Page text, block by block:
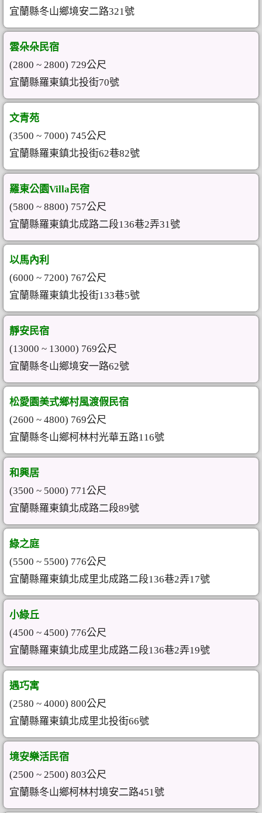
宜蘭縣冬山鄉境安二路321號
雲朵朵民宿
(2800 ~ 2800) 729公尺
宜蘭縣羅東鎮北投街70號
文青苑
(3500 ~ 7000) 745公尺
宜蘭縣羅東鎮北投街62巷82號
羅東公園Villa民宿
(5800 ~ 8800) 757公尺
宜蘭縣羅東鎮北成路二段136巷2弄31號
以馬內利
(6000 ~ 7200) 767公尺
宜蘭縣羅東鎮北投街133巷5號
靜安民宿
(13000 ~ 13000) 769公尺
宜蘭縣冬山鄉境安一路62號
松愛園美式鄉村風渡假民宿
(2600 ~ 4800) 769公尺
宜蘭縣冬山鄉柯林村光華五路116號
和興居
(3500 ~ 5000) 771公尺
宜蘭縣羅東鎮北成路二段89號
綠之庭
(5500 ~ 5500) 776公尺
宜蘭縣羅東鎮北成里北成路二段136巷2弄17號
小綠丘
(4500 ~ 4500) 776公尺
宜蘭縣羅東鎮北成里北成路二段136巷2弄19號
遇巧寓
(2580 ~ 4000) 800公尺
宜蘭縣羅東鎮北成里北投街66號
境安樂活民宿
(2500 ~ 2500) 803公尺
宜蘭縣冬山鄉柯林村境安二路451號